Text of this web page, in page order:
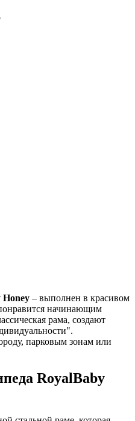
Honey – выполнен в красивом
начинающим
рама, создают
парковым зонам или
RoyalBaby